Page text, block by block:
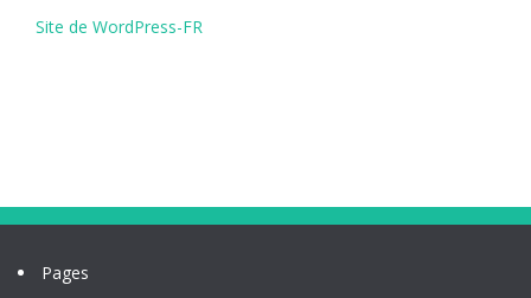
Site de WordPress-FR
Pages